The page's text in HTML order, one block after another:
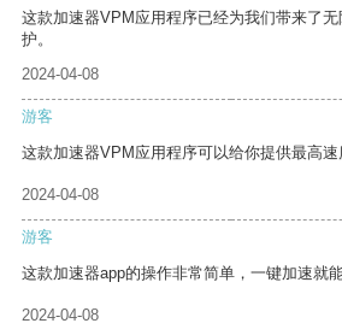
这款加速器VPM应用程序已经为我们带来了
护。
2024-04-08
游客
这款加速器VPM应用程序可以给你提供最高速
2024-04-08
游客
这款加速器app的操作非常简单，一键加速就
2024-04-08